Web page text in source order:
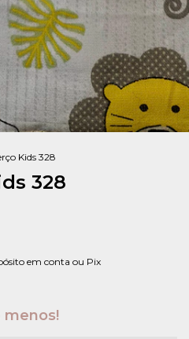
Kids 328
328
em conta ou Pix
menos!